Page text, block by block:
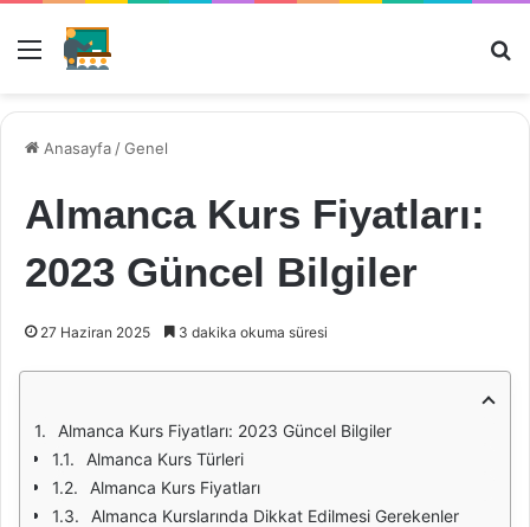
Menü
Anasayfa /Genel
Almanca Kurs Fiyatları:
2023 Güncel Bilgiler
27 Haziran 2025 3 dakika okuma süresi
Almanca Kurs Fiyatları: 2023 Güncel Bilgiler
Almanca Kurs Türleri
Almanca Kurs Fiyatları
Almanca Kurslarında Dikkat Edilmesi Gerekenler